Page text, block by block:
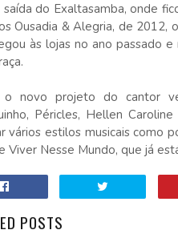
do Exaltasamba, onde
Ousadia & Alegria, de 2012,
às lojas no ano passado
o novo projeto do cantor
Péricles, Hellen
vários estilos musicais como
Viver Nesse Mundo, que já
POSTS